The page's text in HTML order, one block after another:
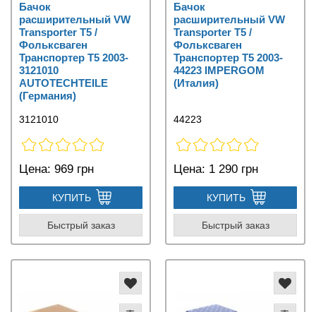
Бачок
расширительный VW
Transporter T5 /
Фольксваген
Транспортер Т5 2003-
3121010
AUTOTECHTEILE
(Германия)
3121010
Цена: 969 грн
КУПИТЬ
Быстрый заказ
Бачок
расширительный VW
Transporter T5 /
Фольксваген
Транспортер Т5 2003-
44223 IMPERGOM
(Италия)
44223
Цена: 1 290 грн
КУПИТЬ
Быстрый заказ